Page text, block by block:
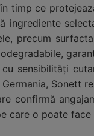
timp ce
ingrediente
precum
sensibilități
Sonett
confirmă
care o poate